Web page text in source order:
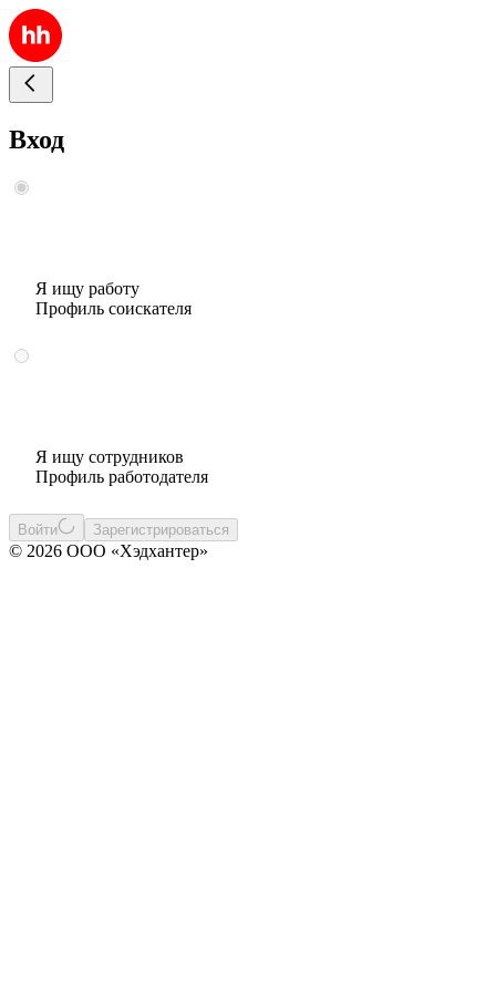
Вход
Я ищу работу
Профиль соискателя
Я ищу сотрудников
Профиль работодателя
Войти Зарегистрироваться
© 2026 ООО «Хэдхантер»